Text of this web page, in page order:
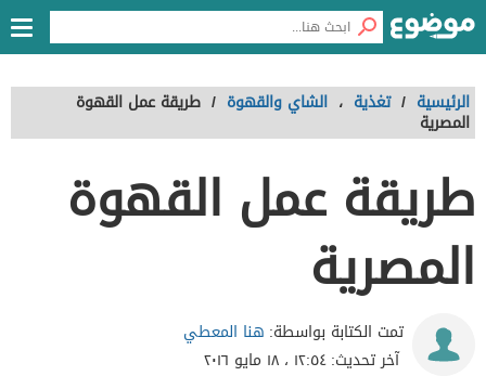
الرئيسية / تغذية ، الشاي والقهوة / طريقة عمل القهوة
المصرية
طريقة عمل القهوة
المصرية
تمت الكتابة بواسطة: هنا المعطي
آخر تحديث:١٢:٥٤ ، ١٨ مايو ٢٠١٦